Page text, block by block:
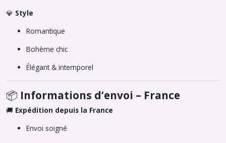
💎 Style
Romantique
Bohème chic
Élégant & intemporel
📦 Informations d’envoi – France
🚚 Expédition depuis la France
Envoi soigné